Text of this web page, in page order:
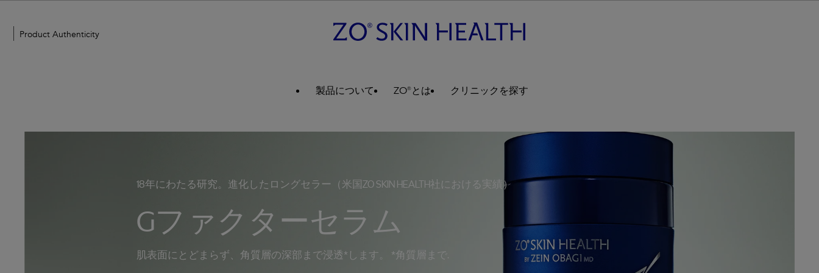
Product Authenticity
製品について ZO®とは クリニックを探す
ZO
Skin
18年にわたる研究。進化したロングセラー（米国ZO SKIN HEALTH社における実績）
Gファクターセラム
肌表面にとどまらず、角質層の深部まで浸透*します。 *角質層まで.